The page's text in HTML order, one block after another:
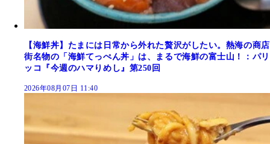
【海鮮丼】たまには日常から外れた贅沢がしたい。熱海の商店
街名物の「海鮮てっぺん丼」は、まるで海鮮の富士山！：パリ
ッコ『今週のハマりめし』第250回
2026年08月07日 11:40